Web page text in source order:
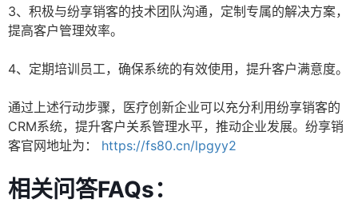
3、积极与纷享销客的技术团队沟通，定制专属的解决方案，
提高客户管理效率。
4、定期培训员工，确保系统的有效使用，提升客户满意度。
通过上述行动步骤，医疗创新企业可以充分利用纷享销客的
CRM系统，提升客户关系管理水平，推动企业发展。纷享销
客官网地址为：
https://fs80.cn/lpgyy2
相关问答FAQs：